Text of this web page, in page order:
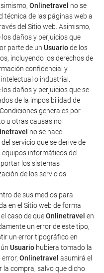
Onlinetravel no se
técnica de las páginas web a
del Sitio web. Asimismo,
daños y perjuicios que
parte de un Usuariode los
incluyendo los derechos de
confidencial y
o industrial.
daños y perjuicios que se
de la imposibilidad de
generales por
u otras causas no
no se hace
servicio que se derive de
informáticos del
los sistemas
de los servicios
de sus medios para
en el Sitio web de forma
caso de queOnlinetravel en
un error de este tipo,
un error tipográfico en
Usuario hubiera tomado la
Onlinetravel asumirá el
la compra, salvo que dicho